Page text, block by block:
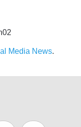
Media News.